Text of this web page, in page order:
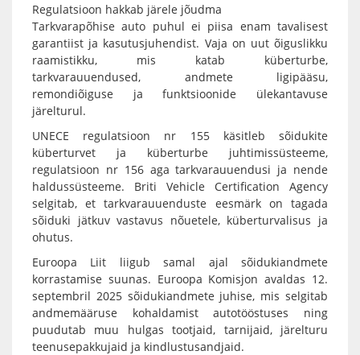
Regulatsioon hakkab järele jõudma
Tarkvarapõhise auto puhul ei piisa enam tavalisest
garantiist ja kasutusjuhendist. Vaja on uut õiguslikku
raamistikku, mis katab küberturbe,
tarkvarauuendused, andmete ligipääsu,
remondiõiguse ja funktsioonide ülekantavuse
järelturul.
UNECE regulatsioon nr 155 käsitleb sõidukite
küberturvet ja küberturbe juhtimissüsteeme,
regulatsioon nr 156 aga tarkvarauuendusi ja nende
haldussüsteeme. Briti Vehicle Certification Agency
selgitab, et tarkvarauuenduste eesmärk on tagada
sõiduki jätkuv vastavus nõuetele, küberturvalisus ja
ohutus.
Euroopa Liit liigub samal ajal sõidukiandmete
korrastamise suunas. Euroopa Komisjon avaldas 12.
septembril 2025 sõidukiandmete juhise, mis selgitab
andmemääruse kohaldamist autotööstuses ning
puudutab muu hulgas tootjaid, tarnijaid, järelturu
teenusepakkujaid ja kindlustusandjaid.